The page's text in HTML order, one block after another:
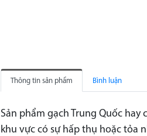
Thông tin sản phẩm Bình luận
Sản phẩm gạch Trung Quốc
khu vực có sự hấp thụ hoặc tỏa